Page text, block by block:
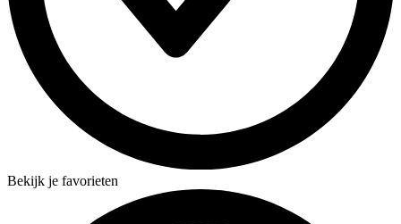
Bekijk je favorieten